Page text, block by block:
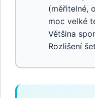
(měřitelné,
moc velké
Většina
Rozlišení